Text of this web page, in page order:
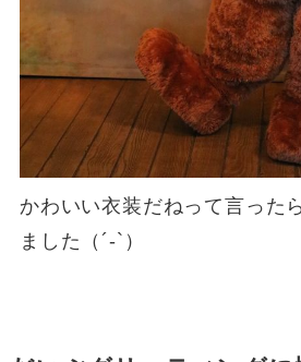
かわいい衣装だねって言った
ました（´-`）